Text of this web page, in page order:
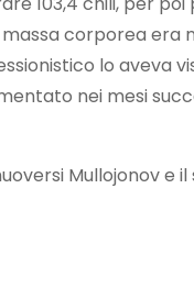
massa corporea
lo aveva
nei mesi
Mullojonov e